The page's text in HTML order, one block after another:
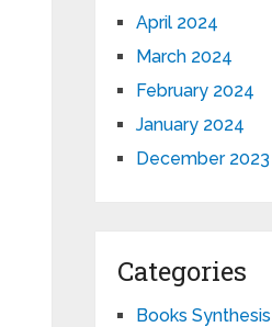
April 2024
March 2024
February 2024
January 2024
December 2023
Categories
Books Synthesis